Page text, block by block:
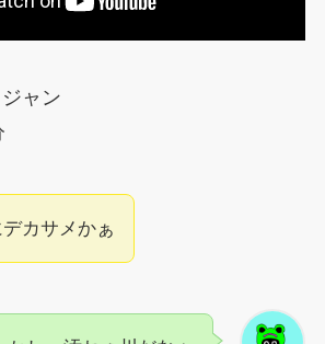
ャン
デカサメかぁ